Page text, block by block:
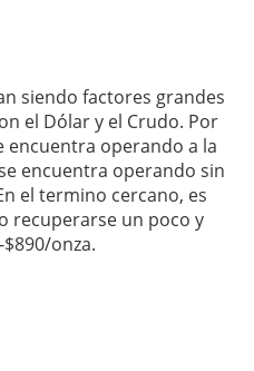
siendo factores grandes
el Dólar y el Crudo. Por
encuentra operando a la
encuentra operando sin
el termino cercano, es
recuperarse un poco y
onza.